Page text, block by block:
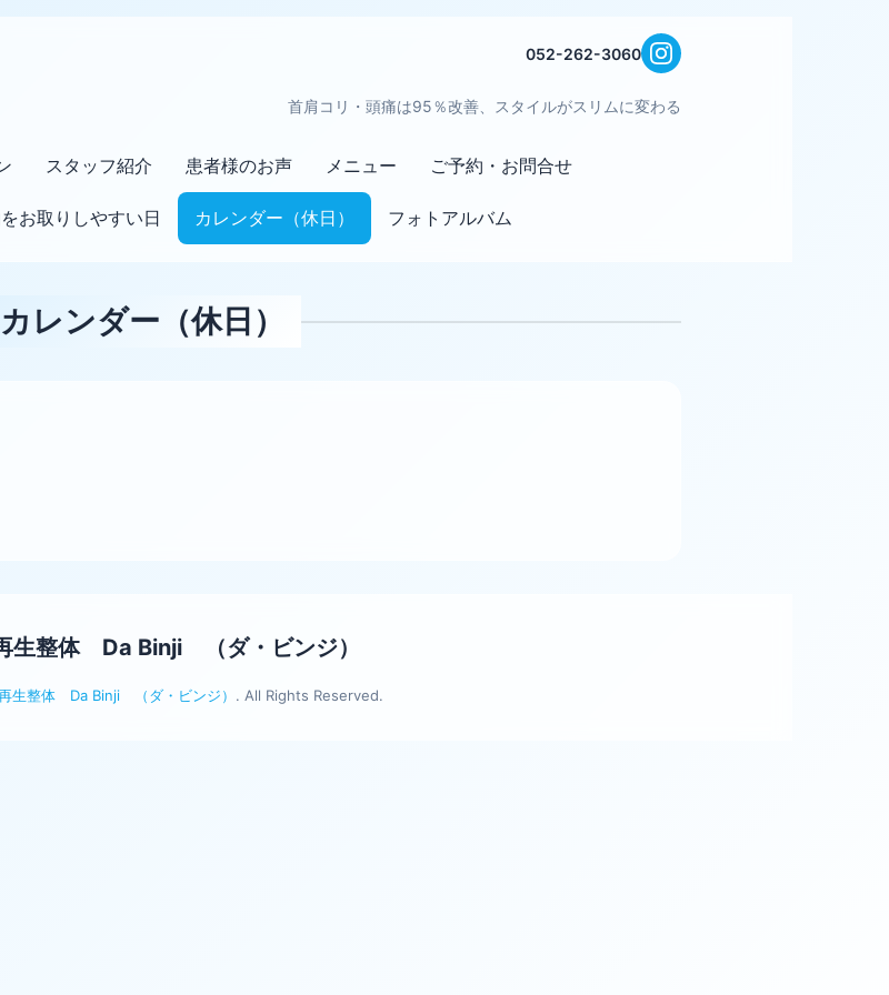
052-262-3060
首肩コリ・頭痛は95％改善、スタイルがスリムに変わる
スタッフ紹介 患者様のお声 メニュー ご予約・お問合せ
お取りしやすい日 カレンダー（休日） フォトアルバム
カレンダー（休日）
生整体 Da Binji （ダ・ビンジ）
生整体 Da Binji （ダ・ビンジ） . All Rights Reserved.